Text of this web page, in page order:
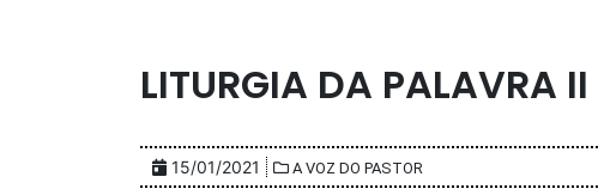
LITURGIA DA PALAVRA II
15/01/2021 A VOZ DO PASTOR